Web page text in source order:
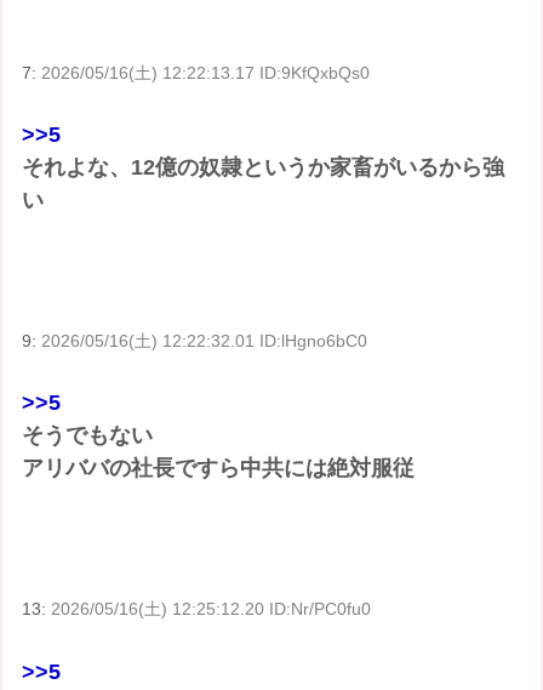
7: 2026/05/16(土) 12:22:13.17 ID:9KfQxbQs0
>>5
それよな、12億の奴隷というか家畜がいるから強
い
9: 2026/05/16(土) 12:22:32.01 ID:lHgno6bC0
>>5
そうでもない
アリババの社長ですら中共には絶対服従
13:2026/05/16(土) 12:25:12.20 ID:Nr/PC0fu0
>>5